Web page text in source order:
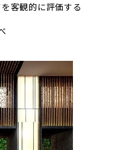
客観的に評価する